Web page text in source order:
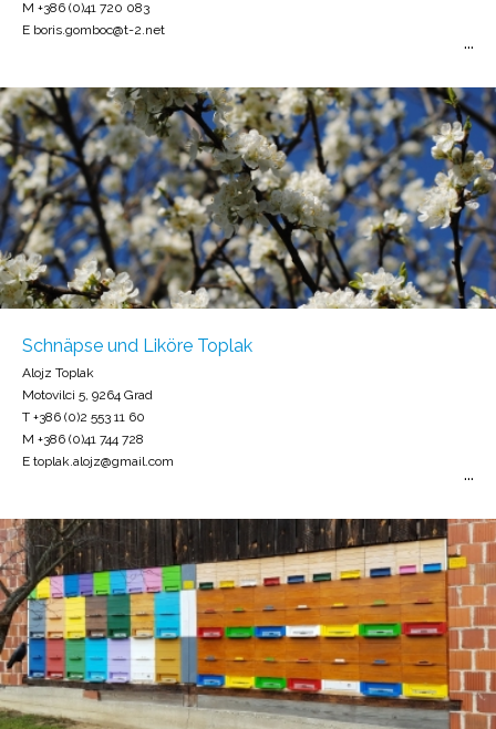
M +386 (0)41 720 083
E boris.gomboc@t-2.net
Schnäpse und Liköre Toplak
Alojz Toplak
Motovilci 5, 9264 Grad
T +386 (0)2 553 11 60
M +386 (0)41 744 728
E toplak.alojz@gmail.com